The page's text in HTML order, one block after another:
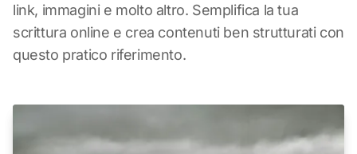
link, immagini e molto altro. Semplifica la tua
scrittura online e crea contenuti ben strutturati con
questo pratico riferimento.